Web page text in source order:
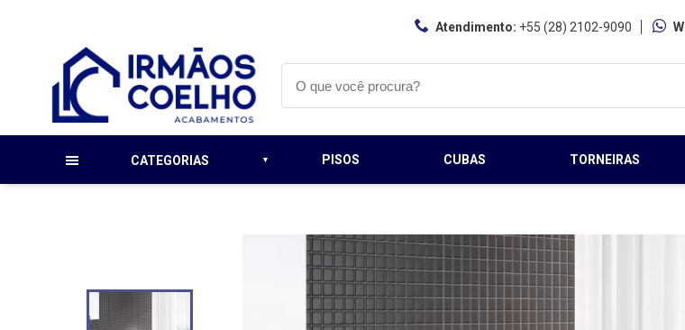
Atendimento: +55 (28) 2102-9090
CATEGORIAS PISOS CUBAS TORNEIRAS